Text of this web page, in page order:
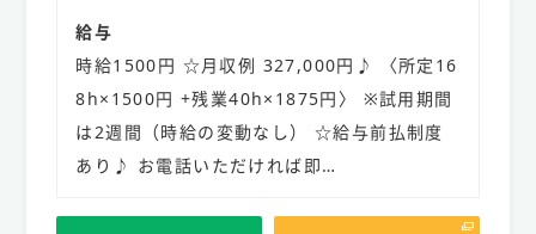
給与
時給1500円 ☆月収例 327,000円♪ 〈所定16
8h×1500円 +残業40h×1875円〉 ※試用期間
は2週間（時給の変動なし） ☆給与前払制度
あり♪ お電話いただければ即…